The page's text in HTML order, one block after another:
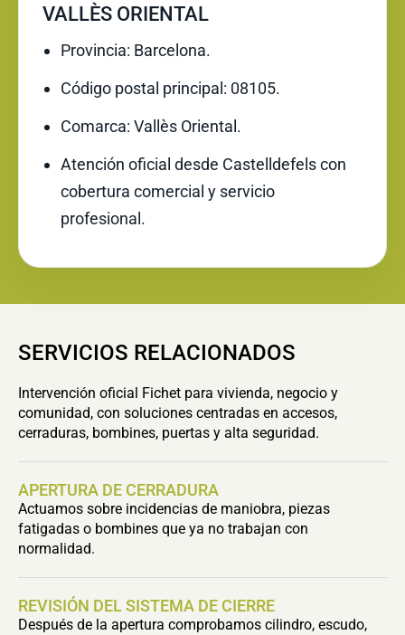
VALLÈS ORIENTAL
Provincia: Barcelona.
Código postal principal: 08105.
Comarca: Vallès Oriental.
Atención oficial desde Castelldefels con
cobertura comercial y servicio
profesional.
SERVICIOS RELACIONADOS
Intervención oficial Fichet para vivienda, negocio y
comunidad, con soluciones centradas en accesos,
cerraduras, bombines, puertas y alta seguridad.
APERTURA DE CERRADURA
Actuamos sobre incidencias de maniobra, piezas
fatigadas o bombines que ya no trabajan con
normalidad.
REVISIÓN DEL SISTEMA DE CIERRE
Después de la apertura comprobamos cilindro, escudo,